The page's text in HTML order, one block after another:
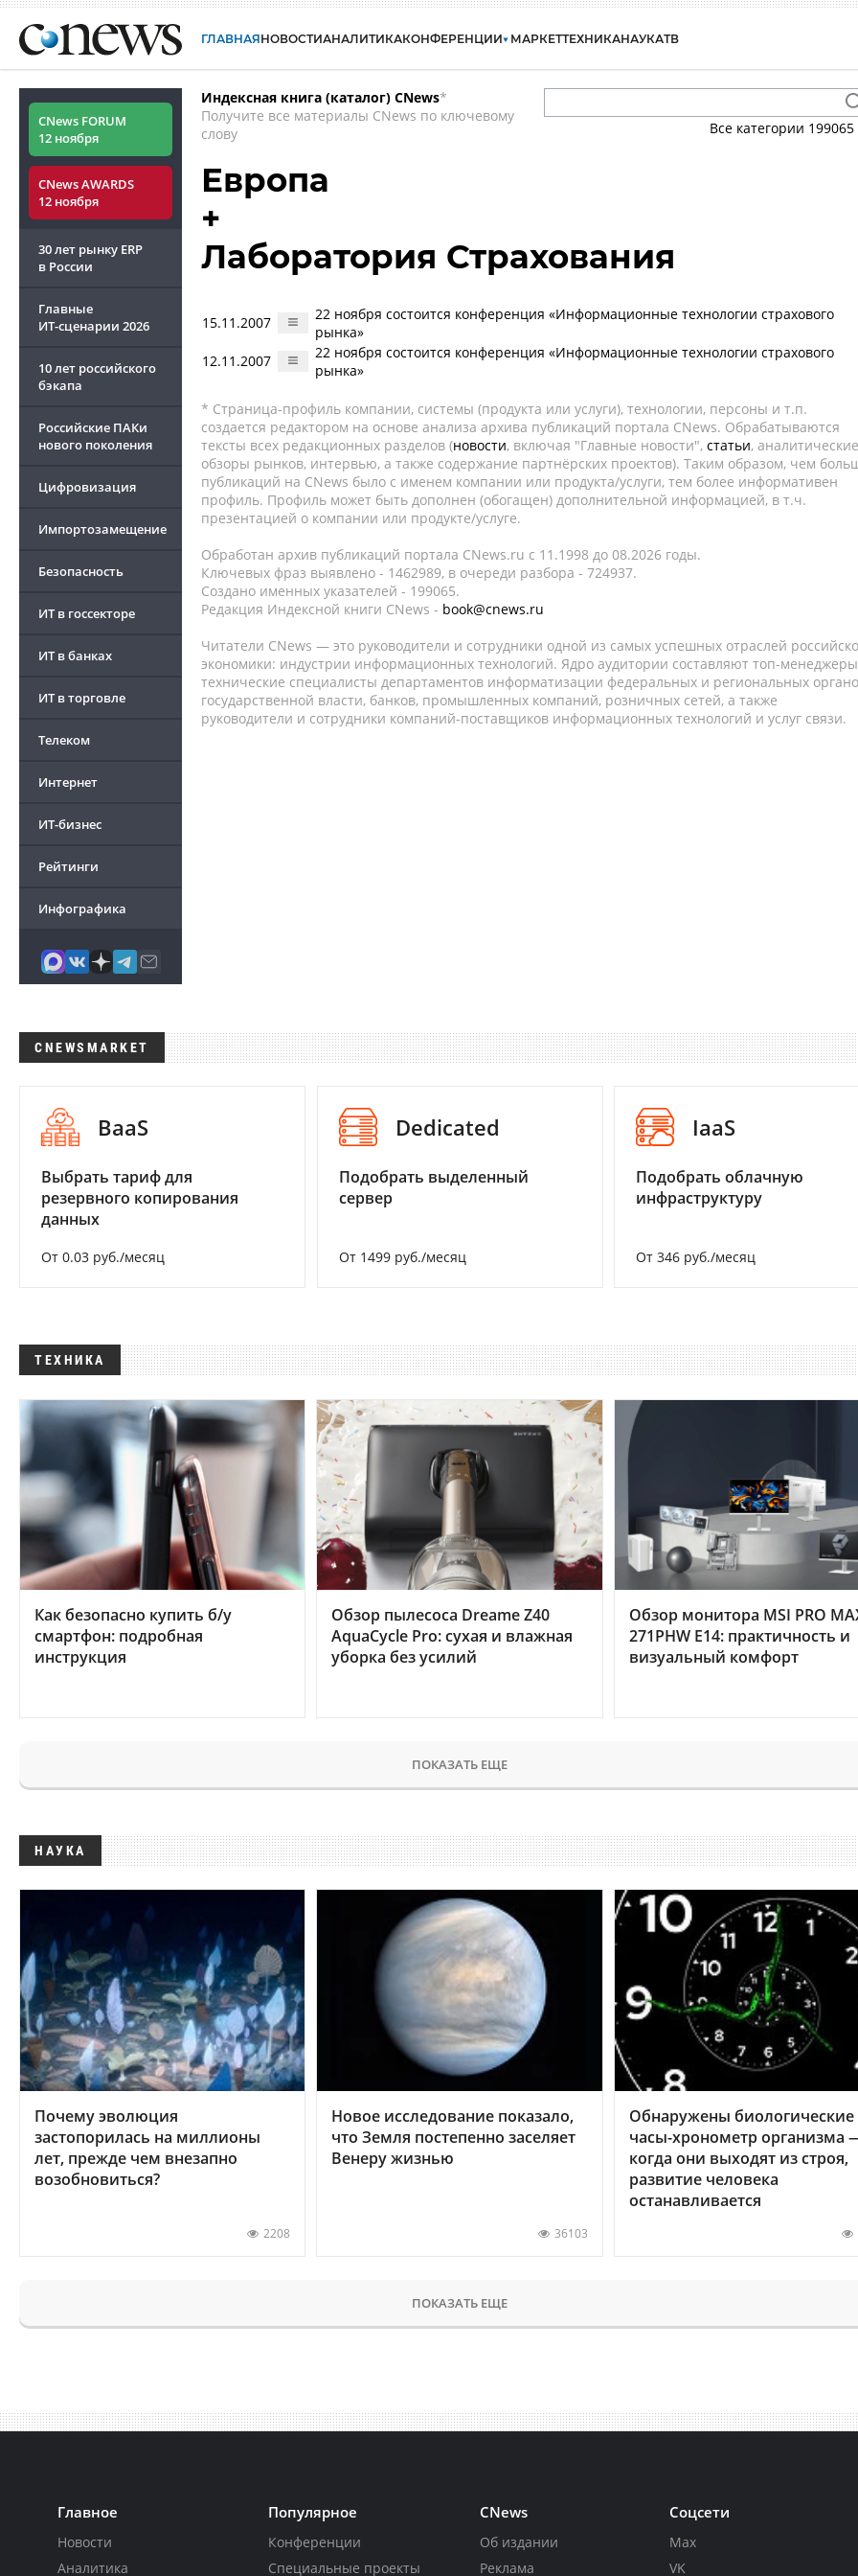
ГЛАВНАЯНОВОСТИАНАЛИТИКАКОНФЕРЕНЦИИ МАРКЕТТЕХНИКАНАУКАТВ
CNews FORUM
12 ноября
CNews AWARDS
12 ноября
30 лет рынку ERP
в России
Главные
ИТ-сценарии 2026
10 лет российского
бэкапа
Российские ПАКи
нового поколения
Цифровизация
Импортозамещение
Безопасность
ИТ в госсекторе
ИТ в банках
ИТ в торговле
Телеком
Интернет
ИТ-бизнес
Рейтинги
Инфографика
Индексная книга (каталог) CNews*
Получите все материалы CNews по ключевому
слову
Все категории 199065
Европа
+
Лаборатория Страхования
15.11.2007
22 ноября состоится конференция «Информационные технологии страхового
рынка»
12.11.2007
22 ноября состоится конференция «Информационные технологии страхового
рынка»
* Страница-профиль компании, системы (продукта или услуги), технологии, персоны и т.п.
создается редактором на основе анализа архива публикаций портала CNews. Обрабатываются
тексты всех редакционных разделов (новости, включая "Главные новости", статьи, аналитические
обзоры рынков, интервью, а также содержание партнёрских проектов). Таким образом, чем
публикаций на CNews было с именем компании или продукта/услуги, тем более информативен
профиль. Профиль может быть дополнен (обогащен) дополнительной информацией, в т.ч.
презентацией о компании или продукте/услуге.
Обработан архив публикаций портала CNews.ru c 11.1998 до 08.2026 годы.
Ключевых фраз выявлено - 1462989, в очереди разбора - 724937.
Создано именных указателей - 199065.
Редакция Индексной книги CNews - book@cnews.ru
Читатели CNews — это руководители и сотрудники одной из самых успешных отраслей
экономики: индустрии информационных технологий. Ядро аудитории составляют топ-
технические специалисты департаментов информатизации федеральных и региональных
государственной власти, банков, промышленных компаний, розничных сетей, а также
руководители и сотрудники компаний-поставщиков информационных технологий и услуг связи.
CNEWSMARKET
BaaS
Выбрать тариф для
резервного копирования
данных
От 0.03 руб./месяц
Dedicated
Подобрать выделенный
сервер
От 1499 руб./месяц
IaaS
Подобрать облачную
инфраструктуру
От 346 руб./месяц
ТЕХНИКА
Как безопасно купить б/у
смартфон: подробная
инструкция
Обзор пылесоса Dreame Z40
AquaCycle Pro: сухая и влажная
уборка без усилий
Обзор монитора MSI PRO
271PHW E14: практичность и
визуальный комфорт
ПОКАЗАТЬ ЕЩЕ
НАУКА
Почему эволюция
застопорилась на миллионы
лет, прежде чем внезапно
возобновиться?
2208
Новое исследование показало,
что Земля постепенно заселяет
Венеру жизнью
36103
Обнаружены биологические
часы-хронометр организма
когда они выходят из строя,
развитие человека
останавливается
ПОКАЗАТЬ ЕЩЕ
Главное
Новости
Аналитика
Популярное
Конференции
Специальные проекты
CNews
Об издании
Реклама
Соцсети
Max
VK